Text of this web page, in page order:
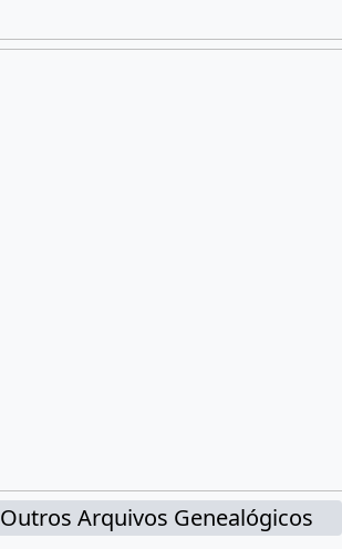
Outros Arquivos Genealógicos